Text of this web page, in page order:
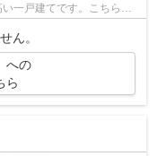
一戸建てです。こちらの
ん。
への
ら